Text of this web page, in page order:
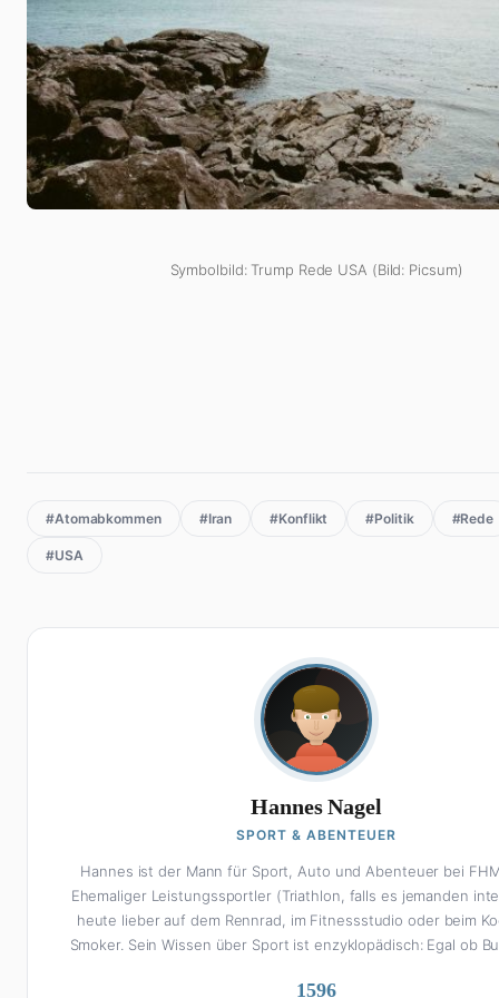
Symbolbild: Trump Rede USA (Bild: Picsum)
#Atomabkommen #Iran #Konflikt #Politik #Rede
#USA
Hannes Nagel
SPORT & ABENTEUER
Hannes ist der Mann für Sport, Auto und Abenteuer bei
Ehemaliger Leistungssportler (Triathlon, falls es jemanden
heute lieber auf dem Rennrad, im Fitnessstudio oder beim
Smoker. Sein Wissen über Sport ist enzyklopädisch: Egal ob
Einschätzungen mit der Leidenschaft eines echten Fans.
1596